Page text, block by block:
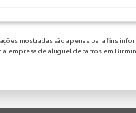
mostradas são apenas para fins
a empresa de aluguel de carros em